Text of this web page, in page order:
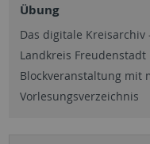
Übung
Das digitale
Landkreis Freudenstadt
Blockveranstaltung mit
Vorlesungsverzeichnis